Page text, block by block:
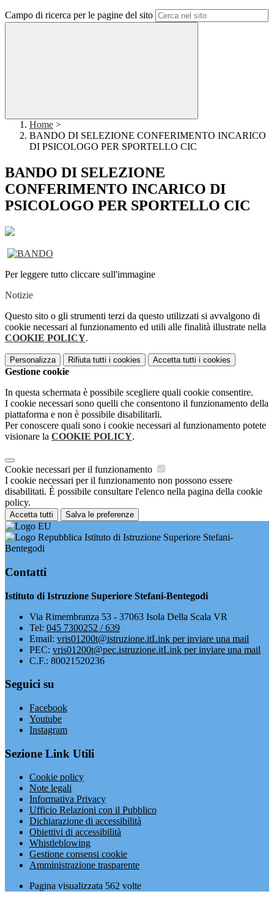
Campo di ricerca per le pagine del sito
Home >
BANDO DI SELEZIONE CONFERIMENTO INCARICO
DI PSICOLOGO PER SPORTELLO CIC
BANDO DI SELEZIONE
CONFERIMENTO INCARICO DI
PSICOLOGO PER SPORTELLO CIC
Per leggere tutto cliccare sull'immagine
Notizie
Questo sito o gli strumenti terzi da questo utilizzati si avvalgono di
cookie necessari al funzionamento ed utili alle finalità illustrate nella
COOKIE POLICY.
Personalizza Rifiuta tutti i cookies Accetta tutti i cookies
Gestione cookie
In questa schermata è possibile scegliere quali cookie consentire.
I cookie necessari sono quelli che consentono il funzionamento della
piattaforma e non è possibile disabilitarli.
Per conoscere quali sono i cookie necessari al funzionamento potete
visionare la COOKIE POLICY.
Cookie necessari per il funzionamento
I cookie necessari per il funzionamento non possono essere
disabilitati. È possibile consultare l'elenco nella pagina della cookie
policy.
Accetta tutti Salva le preferenze
Istituto di Istruzione Superiore Stefani-
Bentegodi
Contatti
Istituto di Istruzione Superiore Stefani-Bentegodi
Via Rimembranza 53 - 37063 Isola Della Scala VR
Tel: 045 7300252 / 639
Email: vris01200t@istruzione.itLink per inviare una mail
PEC: vris01200t@pec.istruzione.itLink per inviare una mail
C.F.: 80021520236
Seguici su
Facebook
Youtube
Instagram
Sezione Link Utili
Cookie policy
Note legali
Informativa Privacy
Ufficio Relazioni con il Pubblico
Dichiarazione di accessibilità
Obiettivi di accessibilità
Whistleblowing
Gestione consensi cookie
Amministrazione trasparente
Pagina visualizzata 562 volte